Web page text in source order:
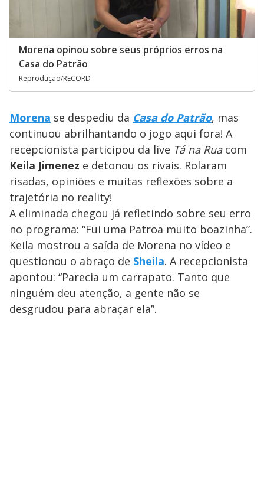
Morena opinou sobre seus próprios erros na
Casa do Patrão
Reprodução/RECORD
Morena se despediu da Casa do Patrão, mas
continuou abrilhantando o jogo aqui fora! A
recepcionista participou da live Tá na Rua com
Keila Jimenez e detonou os rivais. Rolaram
risadas, opiniões e muitas reflexões sobre a
trajetória no reality!
A eliminada chegou já refletindo sobre seu erro
no programa: “Fui uma Patroa muito boazinha”.
Keila mostrou a saída de Morena no vídeo e
questionou o abraço de Sheila. A recepcionista
apontou: “Parecia um carrapato. Tanto que
ninguém deu atenção, a gente não se
desgrudou para abraçar ela”.